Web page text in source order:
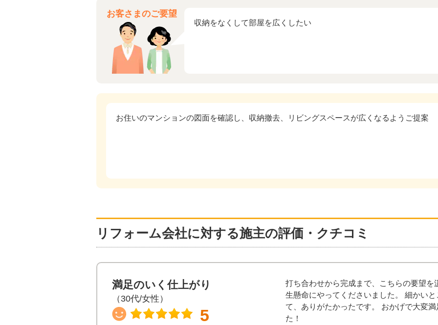
お客さまのご要望
収納をなくして部屋を広くしたい
お住いのマンションの図面を確認し、収納撤去、リビングスペースが広くなるようご提案
リフォーム会社に対する施主の評価・クチコミ
満足のいく仕上がり
（30代/女性）
5
打ち合わせから完成まで、こちらの要望を
生懸命にやってくださいました。 細かい
て、ありがたかったです。 おかげで大変
た！